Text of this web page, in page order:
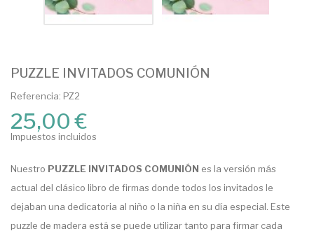
PUZZLE INVITADOS COMUNIÓN
Referencia: PZ2
25,00 €
Impuestos incluidos
Nuestro PUZZLE INVITADOS COMUNIÓN es la versión más
actual del clásico libro de firmas donde todos los invitados le
dejaban una dedicatoria al niño o la niña en su día especial. Este
puzzle de madera está se puede utilizar tanto para firmar cada